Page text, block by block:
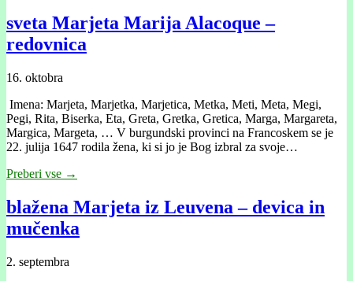
sveta Marjeta Marija Alacoque –
redovnica
16. oktobra
Imena: Marjeta, Marjetka, Marjetica, Metka, Meti, Meta, Megi,
Pegi, Rita, Biserka, Eta, Greta, Gretka, Gretica, Marga, Margareta,
Margica, Margeta, … V burgundski provinci na Francoskem se je
22. julija 1647 rodila žena, ki si jo je Bog izbral za svoje…
Preberi vse →
blažena Marjeta iz Leuvena – devica in
mučenka
2. septembra